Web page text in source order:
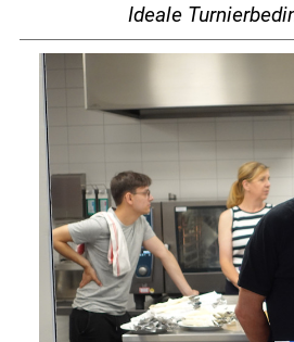
Ideale